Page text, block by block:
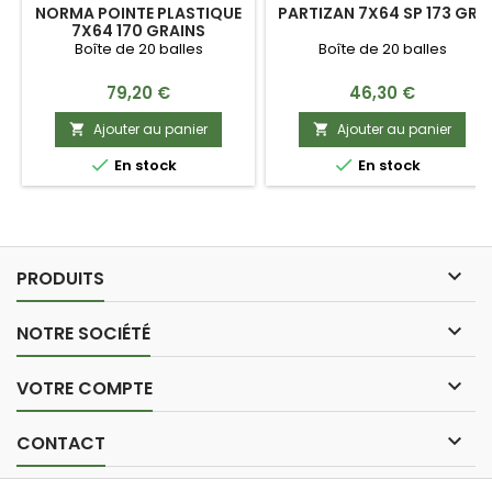
NORMA POINTE PLASTIQUE
7X64 170 GRAINS
Boîte de 20 balles
Prix
79,20 €
 Ajouter au panier
 En stock
PARTIZAN 7X64 SP 173 GRS
Boîte de 20 balles
Prix
46,30 €
 Ajouter au panier
 En stock
PRODUITS 
NOTRE SOCIÉTÉ 
VOTRE COMPTE 
CONTACT 